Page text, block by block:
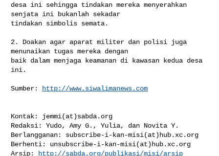
desa ini sehingga tindakan mereka menyerahkan
senjata ini bukanlah sekadar
tindakan simbolis semata.
2. Doakan agar aparat militer dan polisi juga
menunaikan tugas mereka dengan
baik dalam menjaga keamanan di kawasan kedua desa
ini.
Sumber: http://www.siwalimanews.com
Kontak: jemmi(at)sabda.org
Redaksi: Yudo, Amy G., Yulia, dan Novita Y.
Berlangganan: subscribe-i-kan-misi(at)hub.xc.org
Berhenti: unsubscribe-i-kan-misi(at)hub.xc.org
Arsip:
http://sabda.org/publikasi/misi/arsip